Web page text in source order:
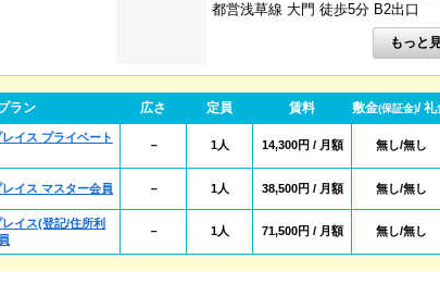
都営浅草線 大門 徒歩5分 B2出口
ラン 広さ 定員 賃料 敷金(保証金)/ 礼
イス プライベート
－ 1人 14,300円 / 月額 無し/無し
イス マスター会員 － 1人 38,500円 / 月額 無し/無し
イス(登記/住所利
－ 1人 71,500円 / 月額 無し/無し